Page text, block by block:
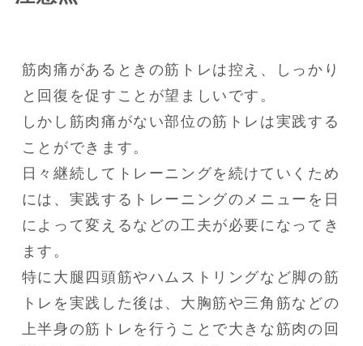
筋肉痛があるときの筋トレは控え、しっかり
と回復を促すことが望ましいです。
しかし筋肉痛がない部位の筋トレは実践する
ことができます。
日々継続してトレーニングを続けていくため
には、実践するトレーニングのメニューを日
によって変えるなどの工夫が必要になってき
ます。
特に大腿四頭筋やハムストリングなど脚の筋
トレを実践した後は、大胸筋や三角筋などの
上半身の筋トレを行うことで大きな筋肉の回